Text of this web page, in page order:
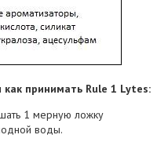
принимать Rule 1 Lytes:
1 мерную ложку
воды.